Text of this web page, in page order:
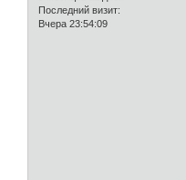
Последний визит:
Вчера 23:54:09